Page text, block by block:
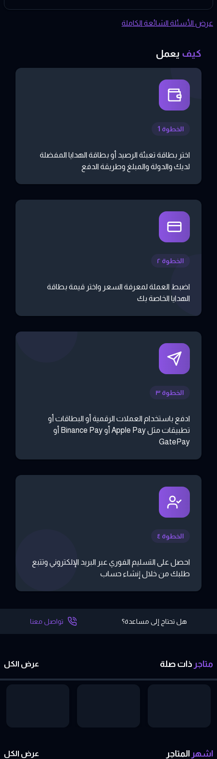
عرض الأسئلة الشائعة الكاملة
كيف يعمل
الخطوة 1
اختر بطاقة تعبئة الرصيد أو بطاقة الهدايا المفضلة
لديك والدولة والمبلغ وطريقة الدفع
الخطوة ٢
اضبط العملة لمعرفة السعر واختر قيمة بطاقة
الهدايا الخاصة بك
الخطوة ٣
ادفع باستخدام العملات الرقمية أو البطاقات أو
تطبيقات مثل Apple Pay أو Binance Pay أو
GatePay
الخطوة ٤
احصل على التسليم الفوري عبر البريد الإلكتروني وتتبع
طلبك من خلال إنشاء حساب
هل تحتاج إلى مساعدة؟ تواصل معنا
متاجر ذات صلة عرض الكل
اشهر المتاجر عرض الكل